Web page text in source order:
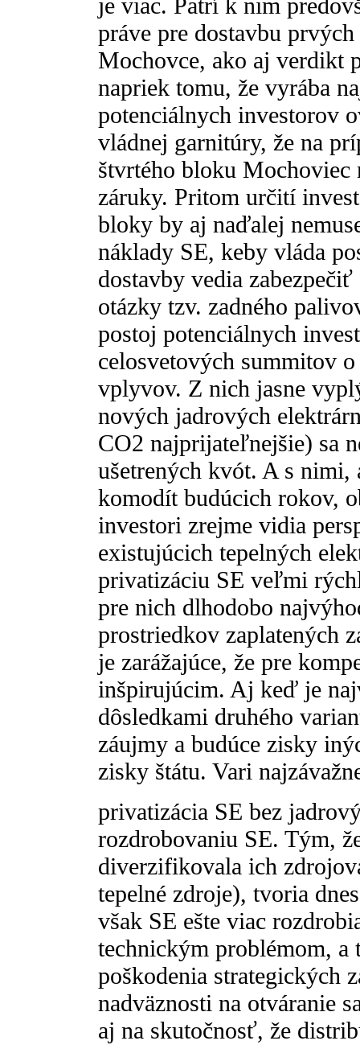
práve pre dostavbu
Mochovce, ako aj verdikt
napriek tomu, že vyrába
potenciálnych investorov
vládnej garnitúry, že na
štvrtého bloku Mochoviec
záruky. Pritom určití
bloky by aj naďalej
náklady SE, keby vláda
dostavby vedia
otázky tzv. zadného
postoj potenciálnych
celosvetových summitov
vplyvov. Z nich jasne
nových jadrových
CO2 najprijateľnejšie) sa
ušetrených kvót. A s
komodít budúcich rokov,
investori zrejme vidia
existujúcich tepelných
privatizáciu SE veľmi
pre nich dlhodobo
prostriedkov zaplatených
je zarážajúce, že pre
inšpirujúcim. Aj keď je
dôsledkami druhého
záujmy a budúce zisky
zisky štátu. Vari
privatizácia SE bez
rozdrobovaniu SE. Tým,
diverzifikovala ich
tepelné zdroje), tvoria
však SE ešte viac
technickým problémom, a
poškodenia strategických
nadväznosti na otváranie
aj na skutočnosť, že